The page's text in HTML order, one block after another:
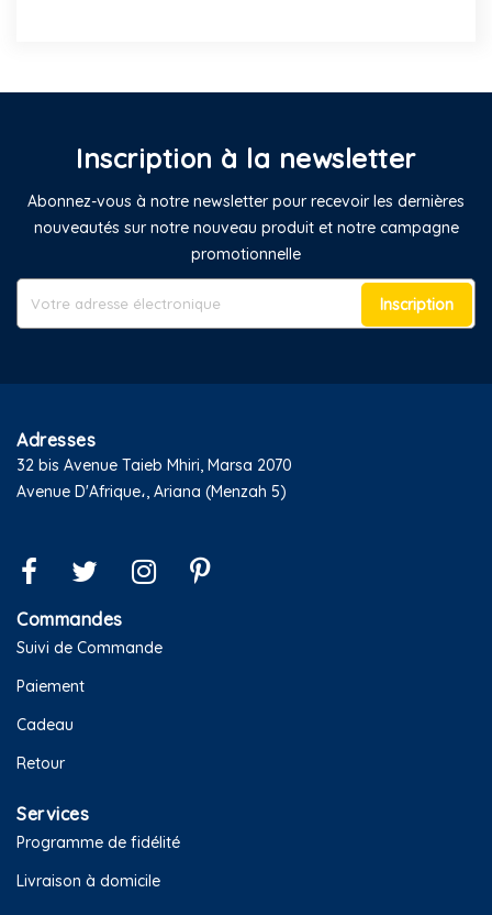
Inscription à la newsletter
Abonnez-vous à notre newsletter pour recevoir les dernières
nouveautés sur notre nouveau produit et notre campagne
promotionnelle
Inscription
Adresses
32 bis Avenue Taieb Mhiri, Marsa 2070
Avenue D'Afrique،, Ariana (Menzah 5)
Commandes
Suivi de Commande
Paiement
Cadeau
Retour
Services
Programme de fidélité
Livraison à domicile